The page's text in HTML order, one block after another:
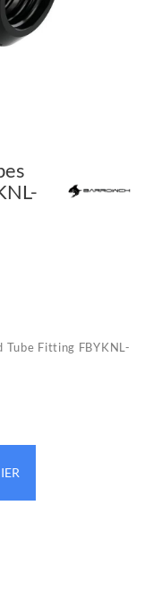
Fitting FBYKNL-